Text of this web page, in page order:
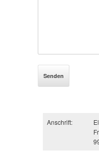
Anschrift: